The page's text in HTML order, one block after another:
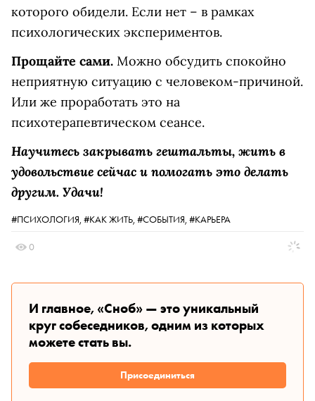
которого обидели. Если нет – в рамках
психологических экспериментов.
Прощайте сами. Можно обсудить спокойно
неприятную ситуацию с человеком-причиной.
Или же проработать это на
психотерапевтическом сеансе.
Научитесь закрывать гештальты, жить в
удовольствие сейчас и помогать это делать
другим. Удачи!
#ПСИХОЛОГИЯ, #КАК ЖИТЬ, #СОБЫТИЯ, #КАРЬЕРА
0
И главное, «Сноб» — это уникальный
круг собеседников, одним из которых
можете стать вы.
Присоединиться